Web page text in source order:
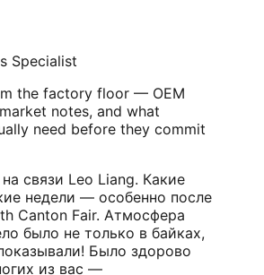
Specialist
the factory floor — OEM
notes, and what
need before they commit
связи Leo Liang. Какие
недели — особенно после
Canton Fair. Атмосфера
было не только в байках,
Было здорово
из вас —